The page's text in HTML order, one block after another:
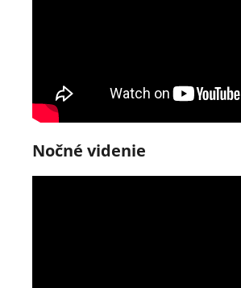
Nočné videnie